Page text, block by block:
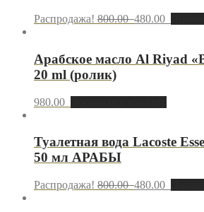
Распродажа! 800.00480.00
Арабское масло Al Riyad
20 ml (ролик)
980.00
Туалетная вода Lacoste
50 мл АРАБЫ
Распродажа! 800.00480.00